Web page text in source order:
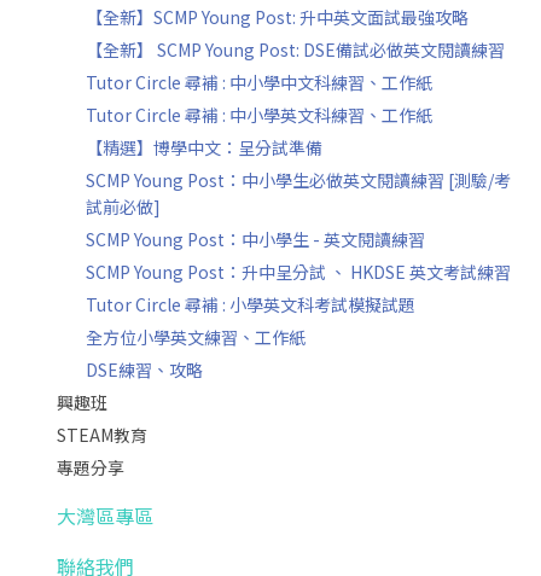
【全新】SCMP Young Post: 升中英文面試最強攻略
【全新】 SCMP Young Post: DSE備試必做英文閱讀練習
Tutor Circle 尋補 : 中小學中文科練習、工作紙
Tutor Circle 尋補 : 中小學英文科練習、工作紙
【精選】博學中文：呈分試準備
SCMP Young Post：中小學生必做英文閱讀練習 [測驗/考
試前必做]
SCMP Young Post：中小學生 - 英文閱讀練習
SCMP Young Post：升中呈分試 、 HKDSE 英文考試練習
Tutor Circle 尋補 : 小學英文科考試模擬試題
全方位小學英文練習、工作紙
DSE練習、攻略
興趣班
STEAM教育
專題分享
大灣區專區
聯絡我們